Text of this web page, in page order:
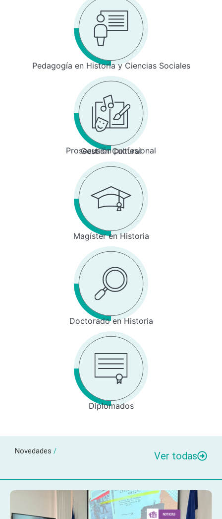
Pedagogía en Historia y Ciencias Sociales
Prosecusión profesional
Gestión Cultural
Magíster en Historia
Doctorado en Historia
Diplomados
Novedades / Ver todas